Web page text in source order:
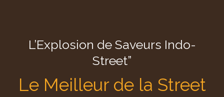
L’Explosion de Saveurs Indo-
Street”
Le Meilleur de la Street